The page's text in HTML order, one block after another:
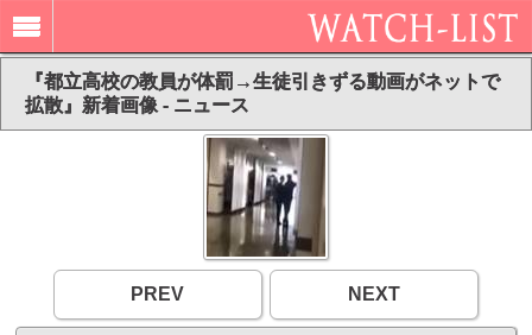
『都立高校の教員が体罰→生徒引きずる動画がネットで
拡散』新着画像 - ニュース
PREV NEXT